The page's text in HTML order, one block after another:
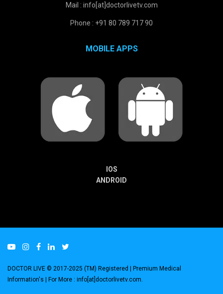
Mail : info[at]doctorlivetv.com
Phone : +91 80 789 717 90
MOBILE APPS
IOS
ANDROID
DOCTOR LIVE © 2017-2025 (TM) Registered
| Premium Medical
Information's |
For More : info[at]doctorlivetv.com.